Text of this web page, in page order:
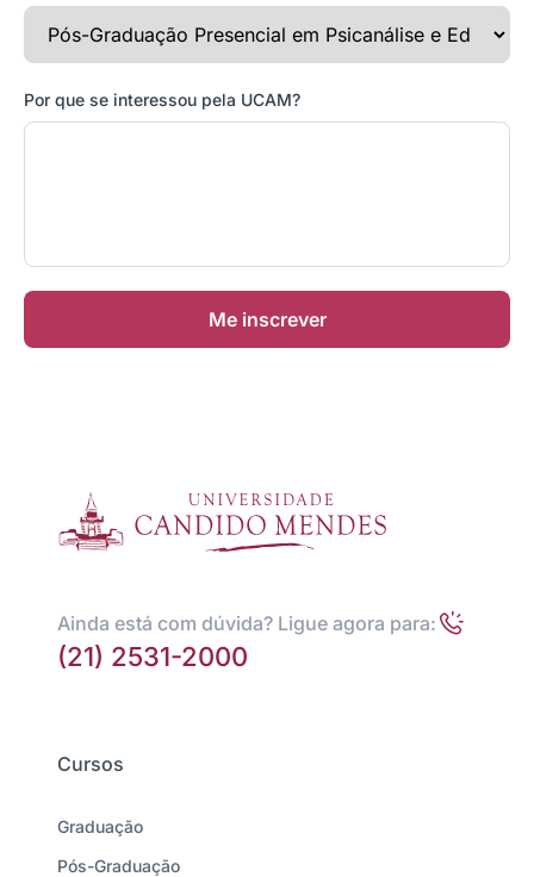
Por que se interessou pela UCAM?
Me inscrever
Ainda está com dúvida? Ligue agora para:
(21) 2531-2000
Cursos
Graduação
Pós-Graduação